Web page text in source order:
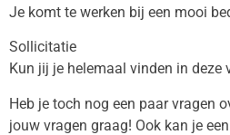
Je komt te werken bij een mooi
Sollicitatie
Kun jij je helemaal vinden in deze
Heb je toch nog een paar vragen
jouw vragen graag! Ook kan je